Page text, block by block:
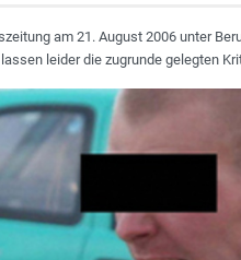
am 21. August 2006 unter
leider die zugrunde gelegten